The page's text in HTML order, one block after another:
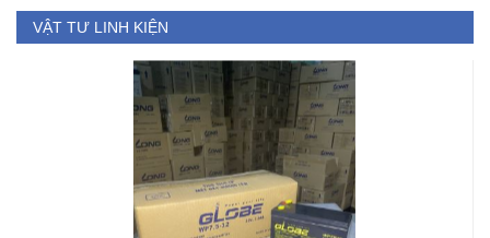
VẬT TƯ LINH KIỆN